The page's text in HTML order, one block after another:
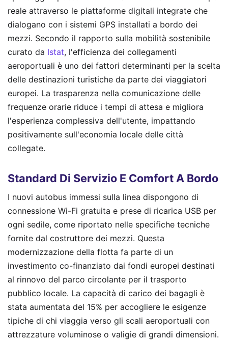
reale attraverso le piattaforme digitali integrate che
dialogano con i sistemi GPS installati a bordo dei
mezzi. Secondo il rapporto sulla mobilità sostenibile
curato da Istat, l'efficienza dei collegamenti
aeroportuali è uno dei fattori determinanti per la scelta
delle destinazioni turistiche da parte dei viaggiatori
europei. La trasparenza nella comunicazione delle
frequenze orarie riduce i tempi di attesa e migliora
l'esperienza complessiva dell'utente, impattando
positivamente sull'economia locale delle città
collegate.
Standard Di Servizio E Comfort A Bordo
I nuovi autobus immessi sulla linea dispongono di
connessione Wi-Fi gratuita e prese di ricarica USB per
ogni sedile, come riportato nelle specifiche tecniche
fornite dal costruttore dei mezzi. Questa
modernizzazione della flotta fa parte di un
investimento co-finanziato dai fondi europei destinati
al rinnovo del parco circolante per il trasporto
pubblico locale. La capacità di carico dei bagagli è
stata aumentata del 15% per accogliere le esigenze
tipiche di chi viaggia verso gli scali aeroportuali con
attrezzature voluminose o valigie di grandi dimensioni.